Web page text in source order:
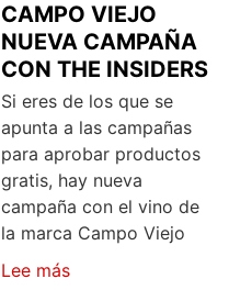
CAMPO VIEJO
NUEVA CAMPAÑA
CON THE INSIDERS
Si eres de los que se
apunta a las campañas
para aprobar productos
gratis, hay nueva
campaña con el vino de
la marca Campo Viejo
Lee más